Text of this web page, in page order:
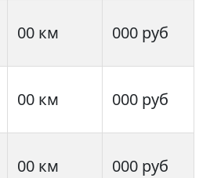
00 км 000 руб
00 км 000 руб
00 км 000 руб